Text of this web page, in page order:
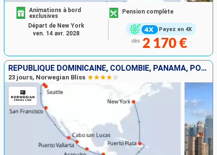
Payez en 4X
Animations à bord
exclusives
Pension complète
dès 2 170 €
Départ de New York
ven. 14 avr. 2028
RÉPUBLIQUE DOMINICAINE, COLOMBIE, PANAMA, PORTO RICO, GUATEMALA, MEXIQUE, ÉTATS-UNIS, CANADA
23 jours, Norwegian Bliss